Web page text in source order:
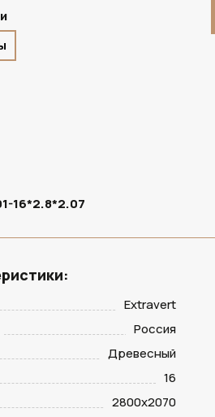
16*2.8*2.07
Extravert
Россия
Древесный
16
2800х2070